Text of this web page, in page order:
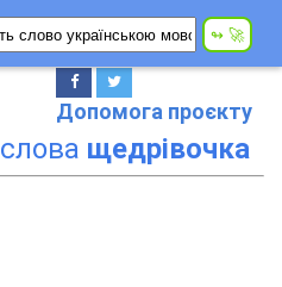
Допомога проєкту
слова щедрівочка